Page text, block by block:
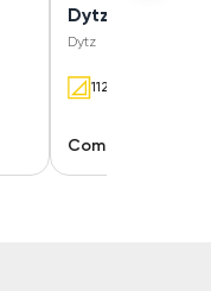
Dytz
Dytz
112.67 m²
Comprar: R$